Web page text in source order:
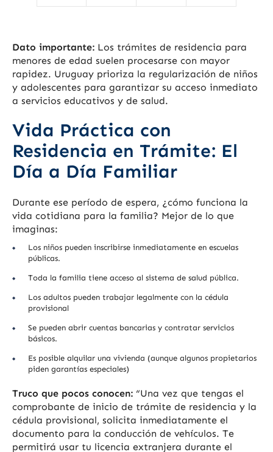
Dato importante: Los trámites de residencia para
menores de edad suelen procesarse con mayor
rapidez. Uruguay prioriza la regularización de niños
y adolescentes para garantizar su acceso inmediato
a servicios educativos y de salud.
Vida Práctica con
Residencia en Trámite: El
Día a Día Familiar
Durante ese período de espera, ¿cómo funciona la
vida cotidiana para la familia? Mejor de lo que
imaginas:
Los niños pueden inscribirse inmediatamente en escuelas
públicas.
Toda la familia tiene acceso al sistema de salud pública.
Los adultos pueden trabajar legalmente con la cédula
provisional
Se pueden abrir cuentas bancarias y contratar servicios
básicos.
Es posible alquilar una vivienda (aunque algunos propietarios
piden garantías especiales)
Truco que pocos conocen: “Una vez que tengas el
comprobante de inicio de trámite de residencia y la
cédula provisional, solicita inmediatamente el
documento para la conducción de vehículos. Te
permitirá usar tu licencia extranjera durante el